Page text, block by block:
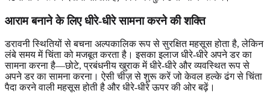
आराम बनाने के लिए धीरे-धीरे सामना करने की शक्ति
डरावनी स्थितियों से बचना अल्पकालिक रूप से सुरक्षित महसूस होता है, लेकिन
लंबे समय में चिंता को मजबूत करता है। इसका इलाज धीरे-धीरे अपने डर का
सामना करना है—छोटे, प्रबंधनीय खुराक में धीरे-धीरे और व्यवस्थित रूप से
अपने डर का सामना करना। ऐसी चीज़ से शुरू करें जो केवल हल्के ढंग से चिंता
पैदा करने वाली महसूस होती है और धीरे-धीरे ऊपर की ओर बढ़ें।